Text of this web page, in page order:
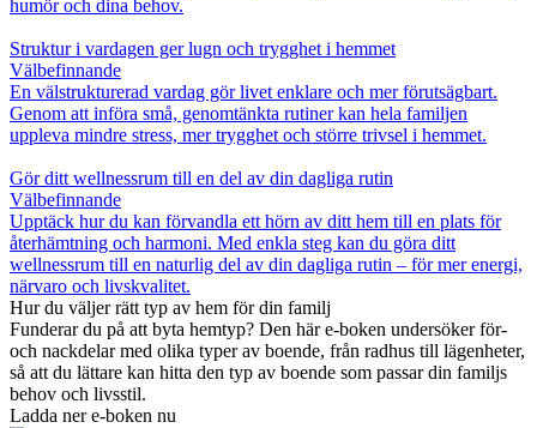
humör och dina behov.
Struktur i vardagen ger lugn och trygghet i hemmet
Välbefinnande
En välstrukturerad vardag gör livet enklare och mer förutsägbart.
Genom att införa små, genomtänkta rutiner kan hela familjen
uppleva mindre stress, mer trygghet och större trivsel i hemmet.
Gör ditt wellnessrum till en del av din dagliga rutin
Välbefinnande
Upptäck hur du kan förvandla ett hörn av ditt hem till en plats för
återhämtning och harmoni. Med enkla steg kan du göra ditt
wellnessrum till en naturlig del av din dagliga rutin – för mer energi,
närvaro och livskvalitet.
Hur du väljer rätt typ av hem för din familj
Funderar du på att byta hemtyp? Den här e-boken undersöker för-
och nackdelar med olika typer av boende, från radhus till lägenheter,
så att du lättare kan hitta den typ av boende som passar din familjs
behov och livsstil.
Ladda ner e-boken nu